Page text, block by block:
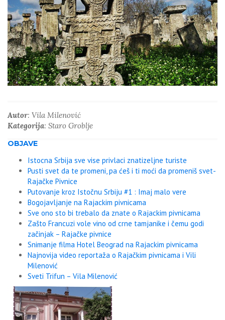
Autor: Vila Milenović
Kategorija: Staro Groblje
OBJAVE
Istocna Srbija sve vise privlaci znatizeljne turiste
Pusti svet da te promeni, pa ćeš i ti moći da promeniš svet-
Rajačke Pivnice
Putovanje kroz Istočnu Srbiju #1 : Imaj malo vere
Bogojavljanje na Rajackim pivnicama
Sve ono sto bi trebalo da znate o Rajackim pivnicama
Zašto Francuzi vole vino od crne tamjanike i čemu godi
začinjak – Rajačke pivnice
Snimanje filma Hotel Beograd na Rajackim pivnicama
Najnovija video reportaža o Rajačkim pivnicama i Vili
Milenović
Sveti Trifun – Vila Milenović